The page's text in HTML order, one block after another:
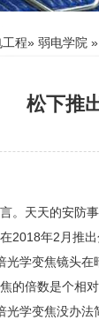
程» 弱电学院 »
松下推
。天天的安防
2018年2月推
学变焦镜头在
的倍数是个相
光学变焦没办